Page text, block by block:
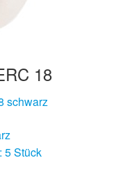
18
schwarz
5 Stück